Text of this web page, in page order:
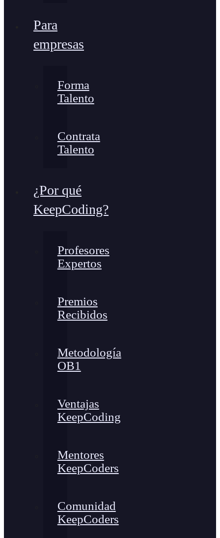
Para
empresas
Forma
Talento
Contrata
Talento
¿Por qué
KeepCoding?
Profesores
Expertos
Premios
Recibidos
Metodología
OB1
Ventajas
KeepCoding
Mentores
KeepCoders
Comunidad
KeepCoders